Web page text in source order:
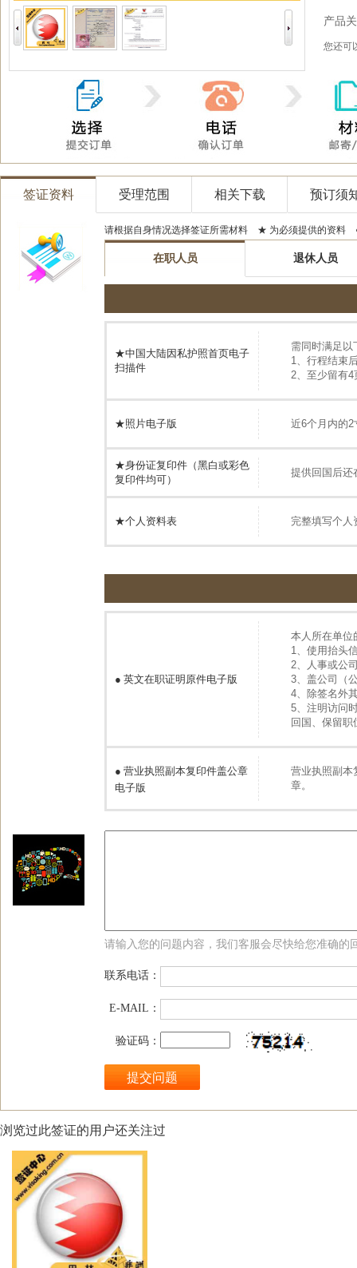
产品
您还
签证资料 受理范围 相关下载 预订须
请根据自身情况选择签证所需材料 ★ 为必须提供的资料
在职人员 退休人员
★中国大陆因私护照首页电子
扫描件
需同时满足以
1、行程结束
2、至少留有
★照片电子版 近6个月内的
★身份证复印件（黑白或彩色
复印件均可）
提供回国后还
★个人资料表 完整填写个人
● 英文在职证明原件电子版
本人所在单
1、使用抬头
2、人事或公
3、盖公司（
4、除签名外
5、注明访问
回国、保留职
● 营业执照副本复印件盖公章
电子版
营业执照副本
章。
请输入您的问题内容，我们客服会尽快给您准确的
联系电话：
E-MAIL：
验证码：
浏览过此签证的用户还关注过